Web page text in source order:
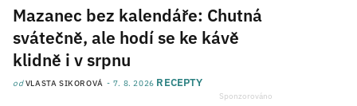
Mazanec bez kalendáře: Chutná
svátečně, ale hodí se ke kávě
klidně i v srpnu
odVLASTA SIKOROVÁ 7. 8. 2026 RECEPTY